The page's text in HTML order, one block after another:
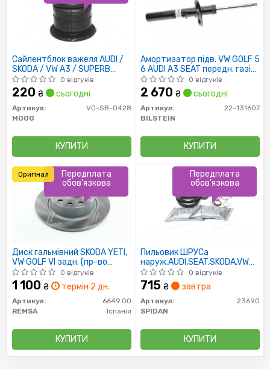
Сайлентблок важеля AUDI /
SKODA / VW A3 / SUPERB
(3T4), YETI (5L) / CADDY,
GOLF, JETTA (пр-во Moog)
0 відгуків
220 ₴ сьогодні
Артикул:
VO-SB-0428
MOOG
КУПИТИ
Амортизатор підв. VW GOLF 5
6 AUDI A3 SEAT передн. газів.
B4 (пр-во Bilstein)
0 відгуків
2 670 ₴ сьогодні
Артикул:
22-131607
BILSTEIN
КУПИТИ
Диск гальмівний SKODA YETI,
VW GOLF VI задн. (пр-во
REMSA)
0 відгуків
1 100 ₴ термін 2 дн.
Артикул:
6649.00
REMSA
Іспанія
КУПИТИ
Передплата
обов'язкова
Оригінал
Пильовик ШРУСа
наруж.AUDI,SEAT,SKODA,VW
(пр-во GKN)
0 відгуків
715 ₴ завтра
Артикул:
23690
SPIDAN
КУПИТИ
Передплата
обов'язкова